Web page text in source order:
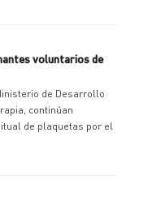
voluntarios de
de Desarrollo
continúan
de plaquetas por el